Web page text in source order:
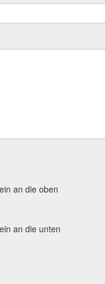
an die oben
an die unten